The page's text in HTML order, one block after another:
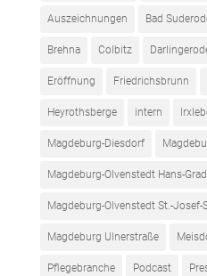
Auszeichnungen Bad
Brehna Colbitz
Eröffnung Friedrichsbrunn
Heyrothsberge intern
Magdeburg-Diesdorf
Magdeburg-Olvenstedt Hans-
Magdeburg-Olvenstedt St.-Josef-
Magdeburg Ulnerstraße
Pflegebranche Podcast